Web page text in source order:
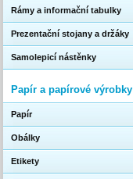
Rámy a informační tabulky
Prezentační stojany a držáky
Samolepicí nástěnky
Papír a papírové výrobky
Papír
Obálky
Etikety